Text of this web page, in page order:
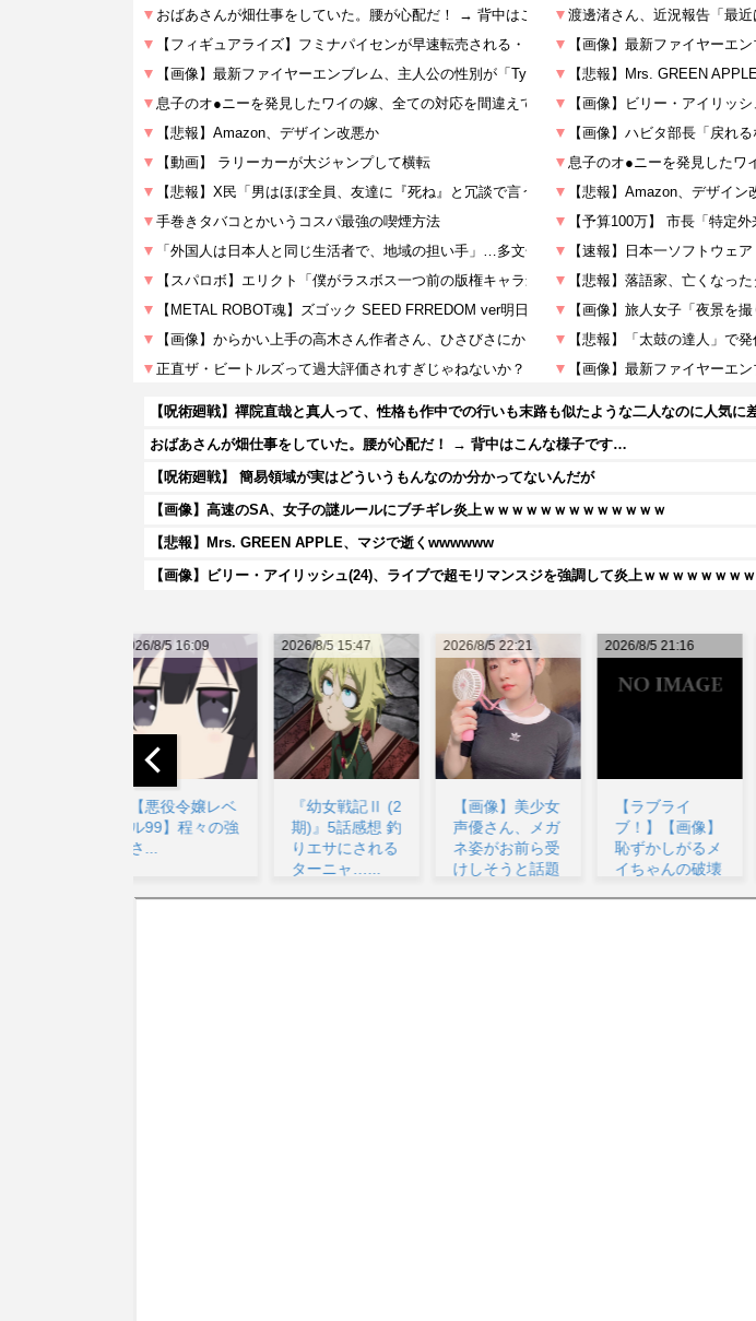
おばあさんが畑仕事をしていた。腰が心配だ！ → 背中はこんな様子です…
【呪術廻戦】 簡易領域が実はどういうもんなのか分かってないんだが
【画像】高速のSA、女子の謎ルールにブチギレ炎上ｗｗｗｗｗｗｗｗｗｗｗｗｗ
【悲報】Mrs. GREEN APPLE、マジで逝くwwwwww
【画像】ビリー・アイリッシュ(24)、ライブで超モリマンスジを強調して炎上ｗｗｗｗｗｗｗｗ
2026/8/5 22:21
【画像】美少女
声優さん、メガ
ネ姿がお前ら受
けしそうと話題
2026/8/5 21:16
【ラブライ
ブ！】【画像】
恥ずかしがるメ
イちゃんの破壊
2026/8/5 20:17
【聖戦士ダンバ
イン】何がダメ
だったのか...
2026/8/5 15:47
『幼女戦記Ⅱ (2
期)』5話感想 釣